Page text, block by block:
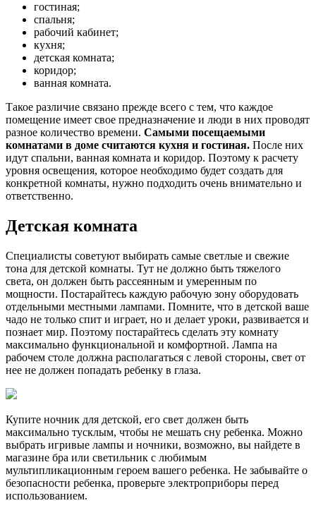
гостиная;
спальня;
рабочий кабинет;
кухня;
детская комната;
коридор;
ванная комната.
Такое различие связано прежде всего с тем, что каждое
помещение имеет свое предназначение и люди в них проводят
разное количество времени. Самыми посещаемыми
комнатами в доме считаются кухня и гостиная. После них
идут спальни, ванная комната и коридор. Поэтому к расчету
уровня освещения, которое необходимо будет создать для
конкретной комнаты, нужно подходить очень внимательно и
ответственно.
Детская комната
Специалисты советуют выбирать самые светлые и свежие
тона для детской комнаты. Тут не должно быть тяжелого
света, он должен быть рассеянным и умеренным по
мощности. Постарайтесь каждую рабочую зону оборудовать
отдельными местными лампами. Помните, что в детской ваше
чадо не только спит и играет, но и делает уроки, развивается и
познает мир. Поэтому постарайтесь сделать эту комнату
максимально функциональной и комфортной. Лампа на
рабочем столе должна располагаться с левой стороны, свет от
нее не должен попадать ребенку в глаза.
Купите ночник для детской, его свет должен быть
максимально тусклым, чтобы не мешать сну ребенка. Можно
выбрать игривые лампы и ночники, возможно, вы найдете в
магазине бра или светильник с любимым
мультипликационным героем вашего ребенка. Не забывайте о
безопасности ребенка, проверьте электроприборы перед
использованием.